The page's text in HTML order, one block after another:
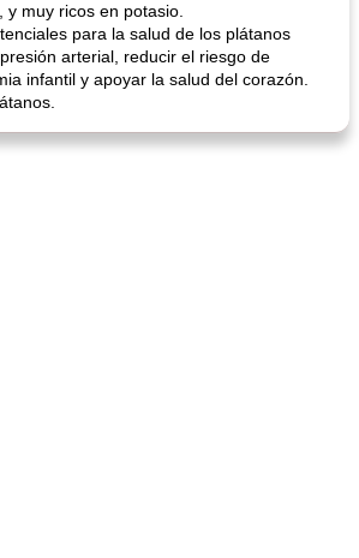
y muy ricos en potasio.
para la salud de los plátanos
arterial, reducir el riesgo de
infantil y apoyar la salud del corazón.